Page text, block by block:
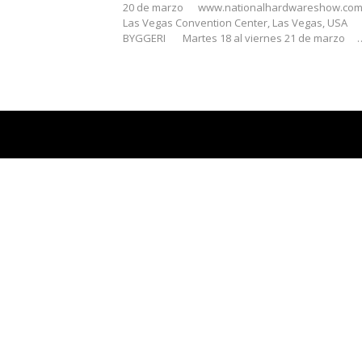
20 de marzo
www.nationalhardwareshow.com
Las Vegas Convention Center, Las Vegas, USA
BYGGERI
Martes 18 al viernes 21 de marzo